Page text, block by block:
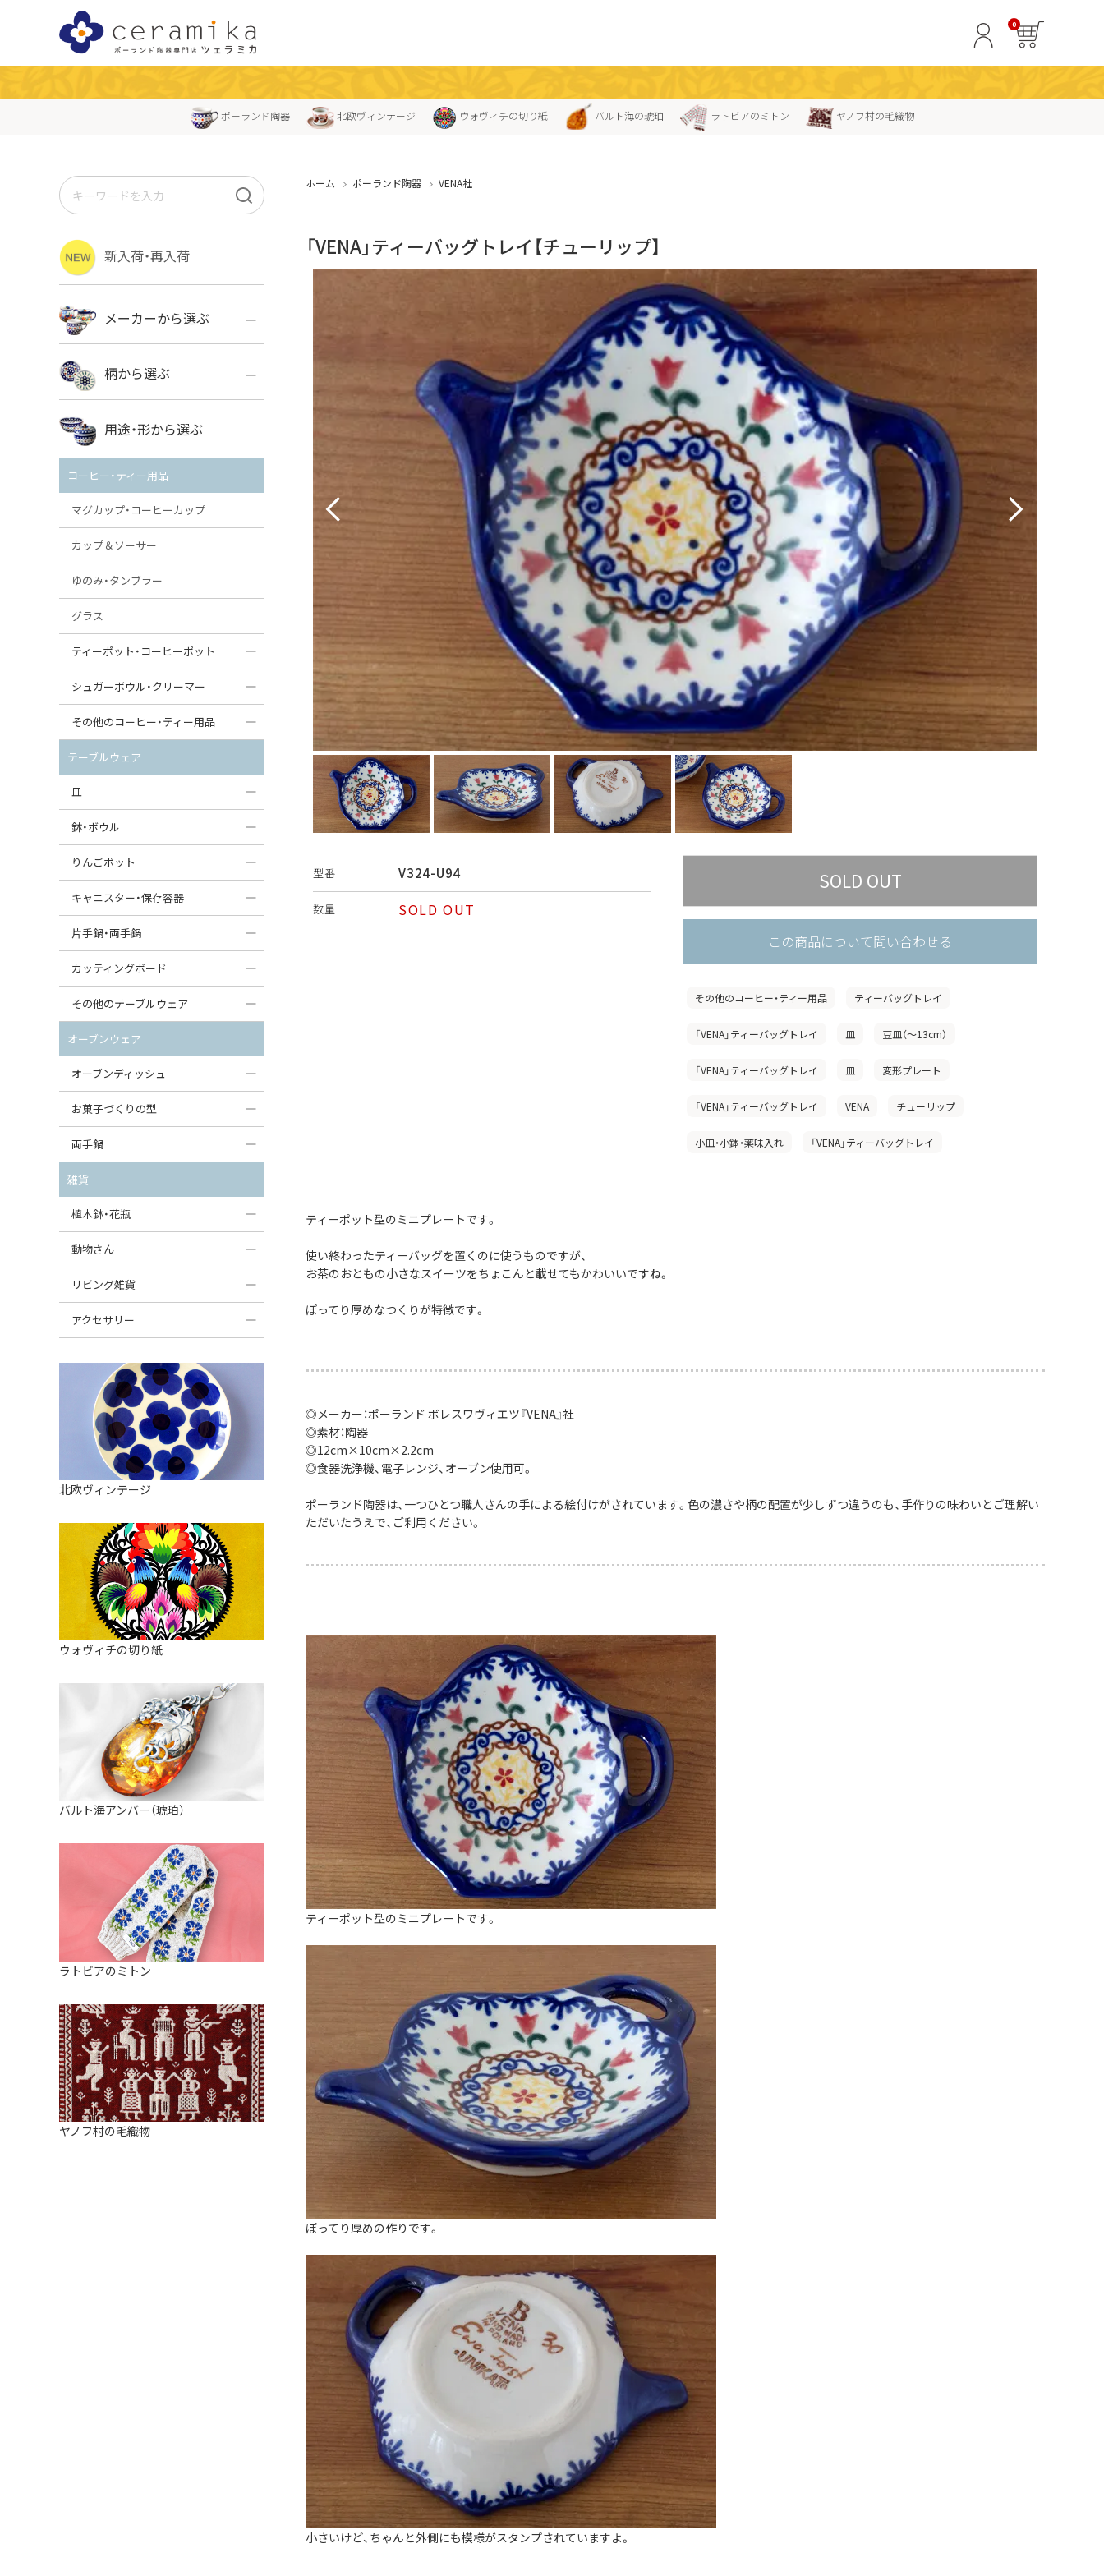
0
ポーランド陶器 北欧ヴィンテージ ウォヴィチの切り紙 バルト海の琥珀 ラトビアのミトン ヤノフ村の毛織物
ホーム ポーランド陶器 VENA社
「VENA」ティーバッグトレイ【チューリップ】
型番 V324-U94
数量
SOLD OUT
この商品について問い合わせる
その他のコーヒー・ティー用品 ティーバッグトレイ
「VENA」ティーバッグトレイ 皿 豆皿（〜13cm）
「VENA」ティーバッグトレイ 皿 変形プレート
「VENA」ティーバッグトレイ VENA チューリップ
小皿・小鉢・薬味入れ 「VENA」ティーバッグトレイ
ティーポット型のミニプレートです。
使い終わったティーバッグを置くのに使うものですが、
お茶のおともの小さなスイーツをちょこんと載せてもかわいいですね。
ぽってり厚めなつくりが特徴です。
◎メーカー：ポーランド ボレスワヴィエツ『VENA』社
◎素材：陶器
◎12cm×10cm×2.2cm
◎食器洗浄機、電子レンジ、オーブン使用可。
ポーランド陶器は、一つひとつ職人さんの手による絵付けがされています。色の濃さや柄の配置が少しずつ違うのも、手作りの味わいとご理解い
ただいたうえで、ご利用ください。
ティーポット型のミニプレートです。
ぽってり厚めの作りです。
小さいけど、ちゃんと外側にも模様がスタンプされていますよ。
新入荷・再入荷
メーカーから選ぶ
ボレス
VENA
ミレナ
柄から選ぶ
ボレス
用途・形から選ぶ
コーヒー・ティー用品
マグカップ・コーヒーカップ
カップ＆ソーサー
ゆのみ・タンブラー
グラス
ティーポット・コーヒーポット
ティーポット
コーヒーポット
シュガーボウル・クリーマー
シュガーボウル
クリーマー
その他のコーヒー・ティー用品
ポットウォーマー
ピッチャー
コーヒードリッパー
すべて見る
テーブルウェア
皿
大皿（24cm〜）
中皿（18〜24cm）
丸皿
スープ皿
ダルマプレート
たまご型プレート
ハート型プレート
変形プレート
分割ディッシュ
すべて見る
鉢・ボウル
大鉢（21cm〜）
中鉢（16〜21cm）
丸鉢・どんぶり・ボウル
茶碗
オーバルボウル
ハートボウル
葉っぱ型ボウル
りんご型ボウル
いちご型ボウル
星型ボウル
スープカップ
そば猪口・フリーカップ
ココット
薬味入れ
ミキシングボウル
すべて見る
りんごポット
りんごポット
りんごポット小
キャニスター・保存容器
キャニスター
つぼ
ガーリックポット
オニオンキャニスター
ガーリックキャニスター
チーズケース
バターディッシュ
六角形ポット
ボトル
すべて見る
片手鍋・両手鍋
ソースパン（片手鍋）
スープチュリーン
カッティングボード
角型カッティングボード
丸型カッティングボード
すべて見る
その他のテーブルウェア
調味料入れ
グレイヴィーボート
エッグカップ
ケーキスタンド
カトラリー
はしおき・カトラリーレスト
オーブンウェア
オーブンディッシュ
大型（24cm〜）
中型（18〜24cm）
スクエアオーブンディッシュ
オーバルオーブンディッシュ
すべて見る
お菓子づくりの型
パウンド型
マフィン型
すべて見る
両手鍋
チュリーン
キャセロール
すべて見る
雑貨
植木鉢・花瓶
植木鉢
花瓶
動物さん
フィギュア・置物
貯金箱
オーナメント
クリーマー
リビング雑貨
スツール
バス・洗面用品
家具小物
小物入れ
アロマポット
バスケット
装飾用タイル・プレート
ミニチュア
天使さま
カードスタンド
マグネット
すべて見る
アクセサリー
ペンダントトップ
すべて見る
北欧ヴィンテージ
ウォヴィチの切り紙
バルト海アンバー（琥珀）
ラトビアのミトン
ヤノフ村の毛織物